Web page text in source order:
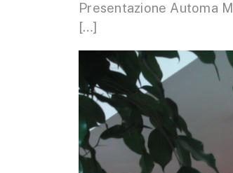
Presentazione Automa
[…]